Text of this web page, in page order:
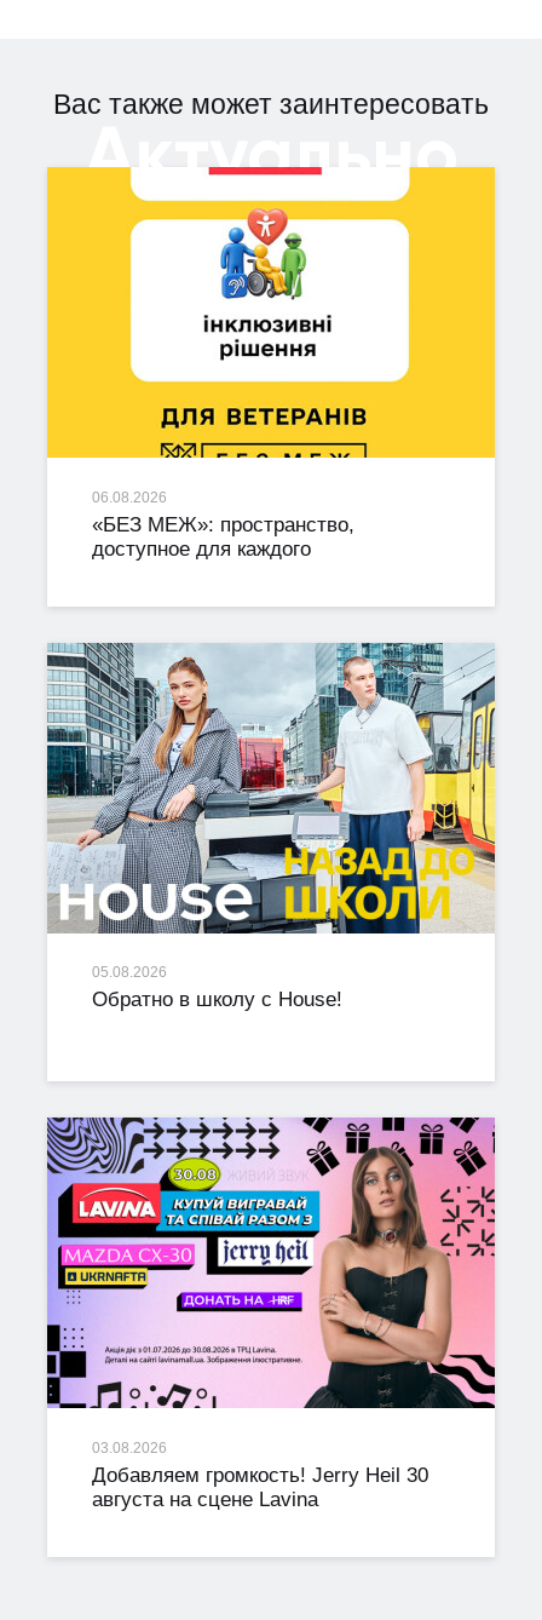
Вас также может заинтересовать
Актуально
06.08.2026
«БЕЗ МЕЖ»: пространство,
доступное для каждого
05.08.2026
Обратно в школу с House!
03.08.2026
Добавляем громкость! Jerry Heil 30
августа на сцене Lavina